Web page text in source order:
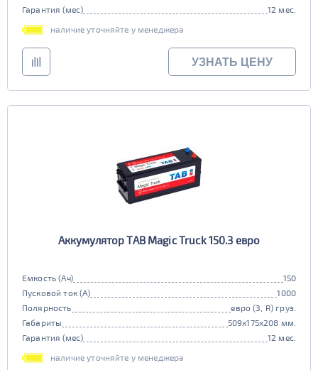
Гарантия (мес)
12 мес.
наличие уточняйте у менеджера
УЗНАТЬ ЦЕНУ
Аккумулятор TAB Magic Truck 150.3 евро
Емкость (Ач)
150
Пусковой ток (А)
1000
Полярность
евро (3, R) груз.
Габариты
509x175x208 мм.
Гарантия (мес)
12 мес.
наличие уточняйте у менеджера